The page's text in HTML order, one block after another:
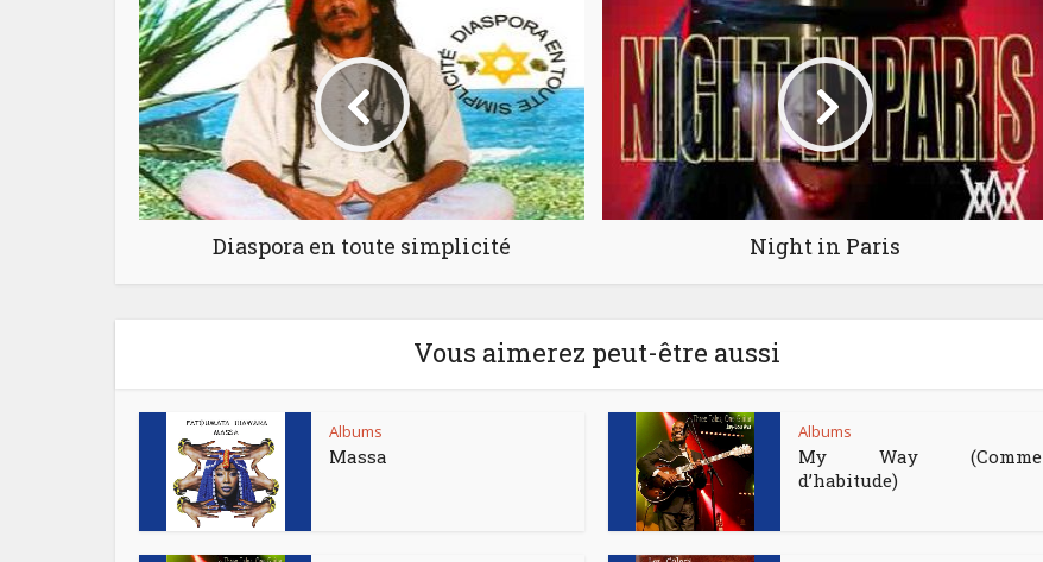
Diaspora en toute simplicité Night in Paris
Vous aimerez peut-être aussi
Albums
Massa
Albums
My Way (Comme
d’habitude)